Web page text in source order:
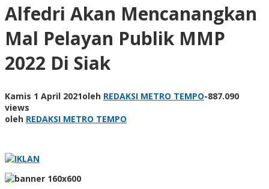
Alfedri Akan Mencanangkan
Mal Pelayan Publik MMP
2022 Di Siak
Kamis 1 April 2021oleh REDAKSI METRO TEMPO-887.090
views
oleh REDAKSI METRO TEMPO